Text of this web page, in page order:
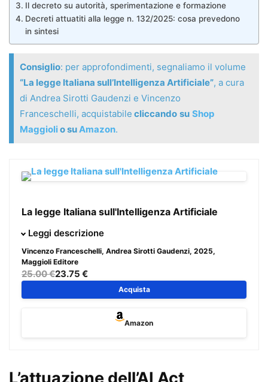
Il decreto su autorità, sperimentazione e formazione
Decreti attuatiti alla legge n. 132/2025: cosa prevedono
in sintesi
Consiglio: per approfondimenti, segnaliamo il volume
“La legge Italiana sull’Intelligenza Artificiale”, a cura
di Andrea Sirotti Gaudenzi e Vincenzo
Franceschelli, acquistabile cliccando su Shop
Maggiolio suAmazon.
La legge Italiana sull'Intelligenza Artificiale
Il volume presenta il primo articolato commento dedicato
che consentono di disciplinare in ambito italiano il
fenomeno dell’intelligenza artificiale e il settore giuridico
questioni giuridiche affrontate dal legislatore italiano, tra
cui la tutela del diritto d’autore e la disciplina della
Leggi descrizione
Vincenzo Franceschelli, Andrea Sirotti Gaudenzi, 2025,
Maggioli Editore
25.00 €23.75 €
Acquista
Amazon